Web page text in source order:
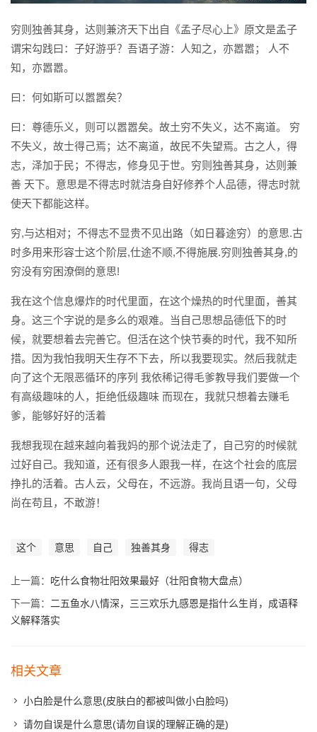
穷则独善其身，达则兼济天下出自《孟子尽心上》原文是孟子
谓宋勾践曰：子好游乎？吾语子游：人知之，亦嚣嚣； 人不
知，亦嚣嚣。
曰：何如斯可以嚣嚣矣？
曰：尊德乐义，则可以嚣嚣矣。故土穷不失义，达不离道。 穷
不失义，故士得己焉；达不离道，故民不失望焉。古之人，得
志，泽加于民；不得志，修身见于世。穷则独善其身，达则兼
善 天下。意思是不得志时就洁身自好修养个人品德，得志时就
使天下都能这样。
穷,与达相对；不得志不显贵不见出路（如日暮途穷）的意思.古
时多用来形容士这个阶层,仕途不顺,不得施展.穷则独善其身,的
穷没有穷困潦倒的意思!
我在这个信息爆炸的时代里面，在这个燥热的时代里面，善其
身。这三个字说的是多么的艰难。当自己思想品德低下的时
候，就要想着去完善它。但活在这个快节奏的时代，我不知所
措。因为我怕我明天生存不下去，所以我要现实。然后我就走
向了这个无限恶循环的序列 我依稀记得毛爹教导我们要做一个
有高级趣味的人，拒绝低级趣味 而现在，我就只想着去赚毛
爹，能够好好的活着
我想我现在越来越向着我妈的那个说法走了，自己穷的时候就
过好自己。我知道，还有很多人跟我一样，在这个社会的底层
挣扎的活着。古人云，父母在，不远游。我尚且语一句，父母
尚在苟且，不敢游！
这个 意思 自己 独善其身 得志
上一篇： 吃什么食物壮阳效果最好（壮阳食物大盘点）
下一篇： 二五鱼水八情深，三三欢乐九感恩是指什么生肖，成语释
义解释落实
相关文章
小白脸是什么意思(皮肤白的都被叫做小白脸吗)
请勿自误是什么意思(请勿自误的理解正确的是)